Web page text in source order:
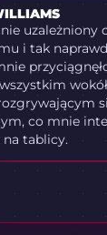
uzależniony
i tak
co mnie
na tablicy.